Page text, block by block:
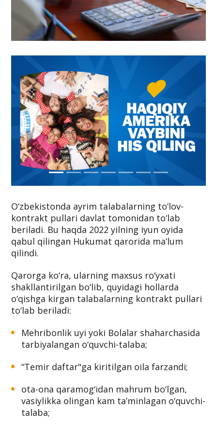
O‘zbekistonda ayrim talabalarning to‘lov-
kontrakt pullari davlat tomonidan to‘lab
beriladi. Bu haqda 2022 yilning iyun oyida
qabul qilingan Hukumat qarorida ma’lum
qilindi.
Qarorga ko‘ra, ularning maxsus ro‘yxati
shakllantirilgan bo‘lib, quyidagi hollarda
o‘qishga kirgan talabalarning kontrakt pullari
to‘lab beriladi:
Mehribonlik uyi yoki Bolalar shaharchasida
tarbiyalangan o‘quvchi-talaba;
“Temir daftar"ga kiritilgan oila farzandi;
ota-ona qaramog‘idan mahrum bo‘lgan,
vasiylikka olingan kam ta’minlagan o‘quvchi-
talaba;